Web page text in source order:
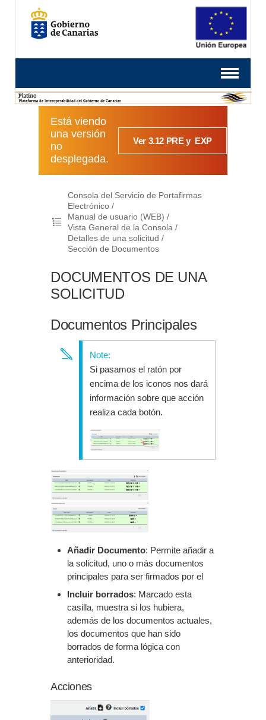
Está viendo
una versión
no
desplegada.
Ver 3.12 PRE y EXP
Consola del Servicio de Portafirmas
Electrónico
Manual de usuario (WEB)
Vista General de la Consola
Detalles de una solicitud
Sección de Documentos
DOCUMENTOS DE UNA
SOLICITUD
Documentos Principales
Si pasamos el ratón por
encima de los iconos nos dará
información sobre que acción
realiza cada botón.
Añadir Documento: Permite añadir a
la solicitud, uno o más documentos
principales para ser firmados por el
Incluir borrados: Marcado esta
casilla, muestra si los hubiera,
además de los documentos actuales,
los documentos que han sido
borrados de forma lógica con
anterioridad.
Acciones